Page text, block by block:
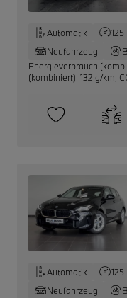
Automatik 125
Neufahrzeug
Energieverbrauch
(kombiniert): 132 g/km;
Automatik 125
Neufahrzeug